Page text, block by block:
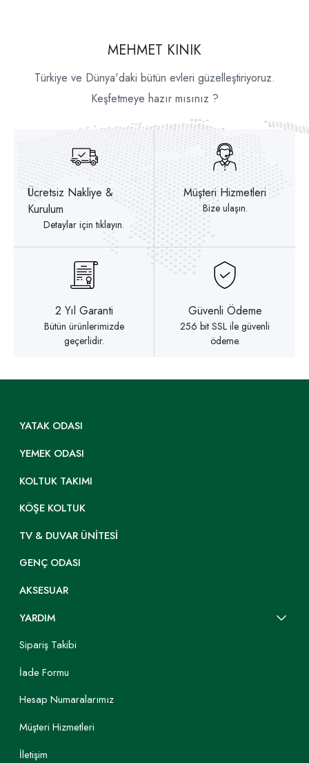
MEHMET KINIK
Türkiye ve Dünya'daki bütün evleri güzelleştiriyoruz.
Keşfetmeye hazır mısınız ?
Ücretsiz Nakliye &
Kurulum
Detaylar için tıklayın.
Müşteri Hizmetleri
Bize ulaşın.
2 Yıl Garanti
Bütün ürünlerimizde
geçerlidir.
Güvenli Ödeme
256 bit SSL ile güvenli
ödeme.
YATAK ODASI
YEMEK ODASI
KOLTUK TAKIMI
KÖŞE KOLTUK
TV & DUVAR ÜNITESI
GENÇ ODASI
AKSESUAR
YARDIM
Sipariş Takibi
İade Formu
Hesap Numaralarımız
Müşteri Hizmetleri
İletişim